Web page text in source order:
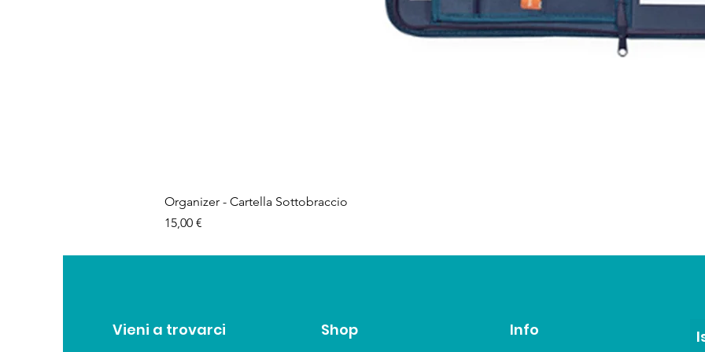
Organizer - Cartella Sottobraccio
Prezzo
15,00 €
Vieni a trovarci Shop Info